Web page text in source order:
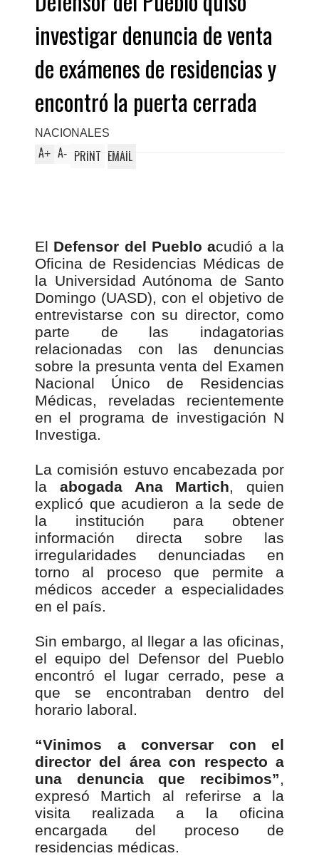
investigar denuncia de venta
de exámenes de residencias y
encontró la puerta cerrada
NACIONALES
A+ A- PRINT EMAIL
El Defensor del Pueblo acudió a la
Oficina de Residencias Médicas de
la Universidad Autónoma de Santo
Domingo (UASD), con el objetivo de
entrevistarse con su director, como
parte de las indagatorias
relacionadas con las denuncias
sobre la presunta venta del Examen
Nacional Único de Residencias
Médicas, reveladas recientemente
en el programa de investigación N
Investiga.
La comisión estuvo encabezada por
la abogada Ana Martich, quien
explicó que acudieron a la sede de
la institución para obtener
información directa sobre las
irregularidades denunciadas en
torno al proceso que permite a
médicos acceder a especialidades
en el país.
Sin embargo, al llegar a las oficinas,
el equipo del Defensor del Pueblo
encontró el lugar cerrado, pese a
que se encontraban dentro del
horario laboral.
“Vinimos a conversar con el
director del área con respecto a
una denuncia que recibimos”,
expresó Martich al referirse a la
visita realizada a la oficina
encargada del proceso de
residencias médicas.